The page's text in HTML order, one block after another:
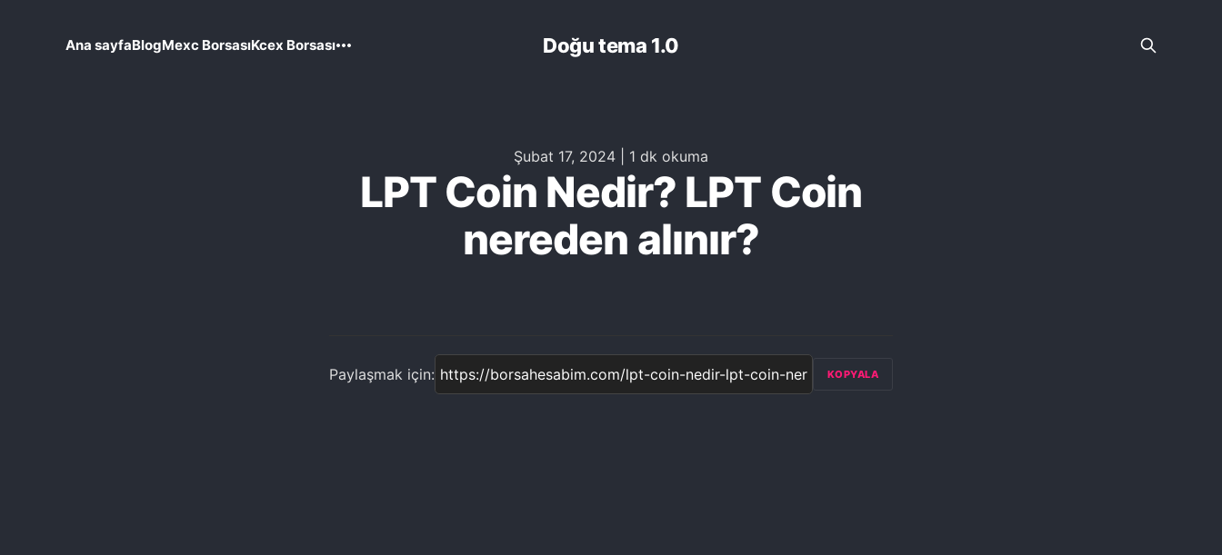
Doğu tema 1.0
Ana sayfaBlogMexc BorsasıKcex Borsası
Şubat 17, 2024 1 dk okuma
LPT Coin Nedir? LPT Coin
nereden alınır?
Paylaşmak için: KOPYALA